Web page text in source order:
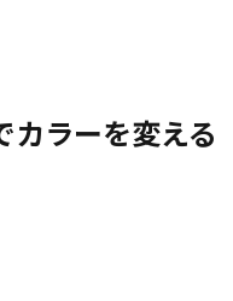
ラーを変える